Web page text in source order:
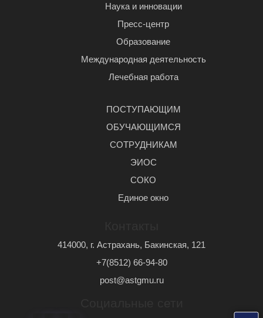
Наука и инновации
Пресс-центр
Образование
Международная деятельность
Лечебная работа
ПОСТУПАЮЩИМ
ОБУЧАЮЩИМСЯ
СОТРУДНИКАМ
ЭИОС
СОКО
Единое окно
414000, г. Астрахань, Бакинская, 121
+7(8512) 66-94-80
post@astgmu.ru